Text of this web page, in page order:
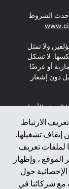
الارتباط
إيقاف تشغيلها.
لملفات تعريف
، وإظهار
الإحصائية حول
مع شركائنا في
الشروط
in a new tab
ولا تمثل
لا تشكل
أو عرضًا
دون إشعار
للأفراد
الأوروبية أو
مارينو أو
البيانات
الشخصية
في هذه
أو دعوة
لمثل هؤلاء